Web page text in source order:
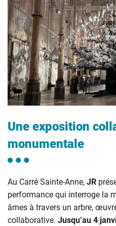
Une exposition
monumentale
Au Carré Sainte-Anne, JR
performance qui interroge la
âmes à travers un arbre,
collaborative. Jusqu’au 4